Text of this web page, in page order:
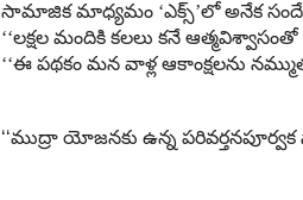
సామాజిక మాధ్యమం ‘ఎక్స్’లో అనేక
‘‘లక్షల మందికి కలలు కనే
‘‘ఈ పథకం మన వాళ్ల ఆకాంక్షలను న
‘‘ముద్రా యోజనకు ఉన్న